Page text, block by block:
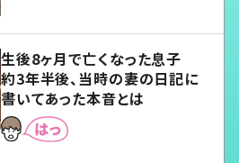
生後8ヶ月で亡くなった息子
約3年半後、当時の妻の日記に
書いてあった本音とは